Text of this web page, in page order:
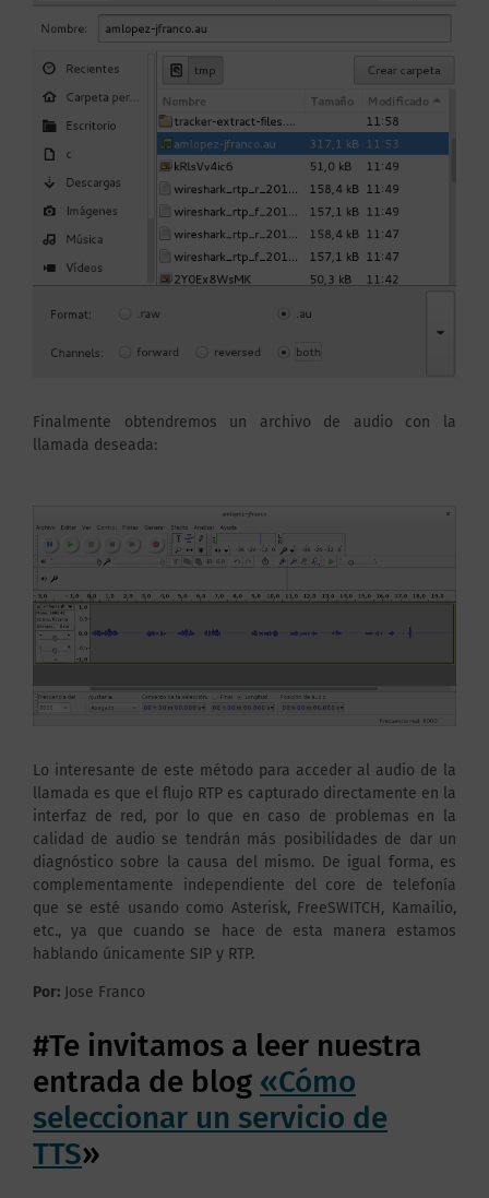
Finalmente obtendremos un archivo de audio con la
llamada deseada:
Lo interesante de este método para acceder al audio de la
llamada es que el flujo RTP es capturado directamente en la
interfaz de red, por lo que en caso de problemas en la
calidad de audio se tendrán más posibilidades de dar un
diagnóstico sobre la causa del mismo. De igual forma, es
complementamente independiente del core de telefonía
que se esté usando como Asterisk, FreeSWITCH, Kamailio,
etc., ya que cuando se hace de esta manera estamos
hablando únicamente SIP y RTP.
Por: Jose Franco
#Te invitamos a leer nuestra
entrada de blog «Cómo
seleccionar un servicio de
TTS»